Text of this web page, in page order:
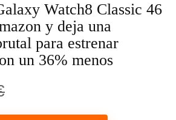
Watch8 Classic 46
y deja una
para estrenar
un 36% menos